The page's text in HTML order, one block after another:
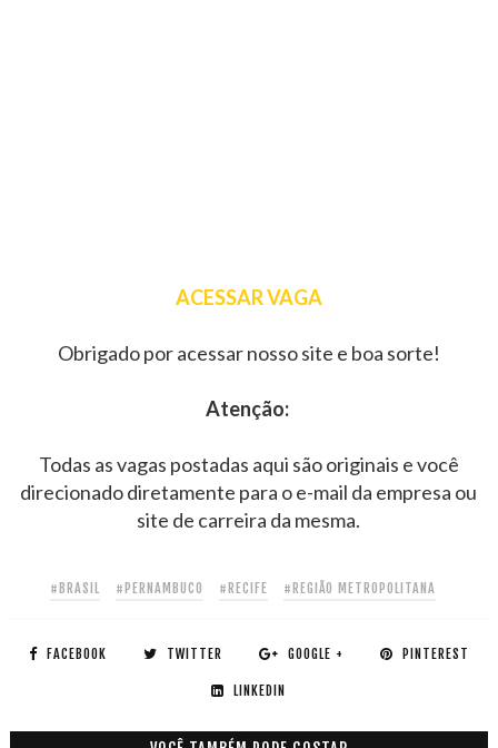
ACESSAR VAGA
Obrigado por acessar nosso site e boa sorte!
Atenção:
Todas as vagas postadas aqui são originais e você
direcionado diretamente para o e-mail da empresa ou
site de carreira da mesma.
#BRASIL #PERNAMBUCO #RECIFE #REGIÃO METROPOLITANA
FACEBOOK TWITTER GOOGLE + PINTEREST
LINKEDIN